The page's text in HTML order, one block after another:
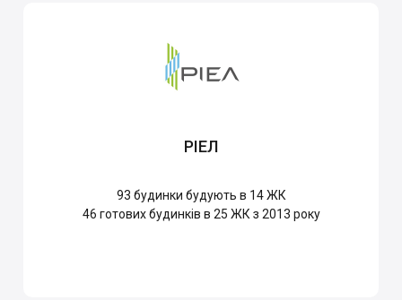
РІЕЛ
93 будинки будують в 14 ЖК
46 готових будинків в 25 ЖК з 2013 року